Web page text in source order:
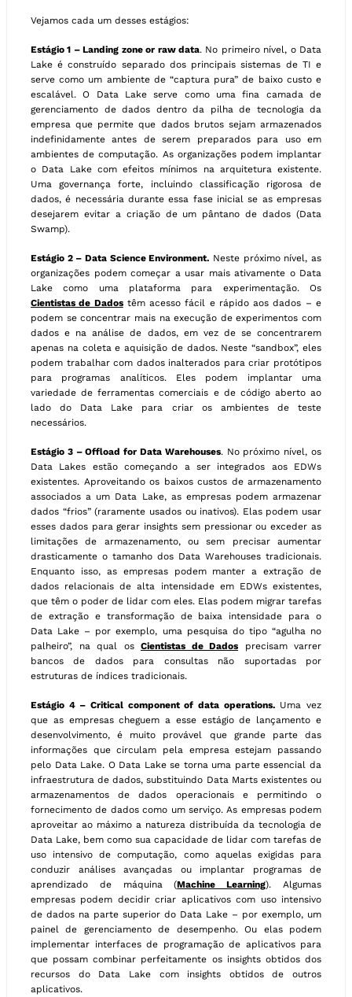
Vejamos cada um desses estágios:
Estágio 1 – Landing zone or raw data. No primeiro nível, o Data
Lake é construído separado dos principais sistemas de TI e
serve como um ambiente de “captura pura” de baixo custo e
escalável. O Data Lake serve como uma fina camada de
gerenciamento de dados dentro da pilha de tecnologia da
empresa que permite que dados brutos sejam armazenados
indefinidamente antes de serem preparados para uso em
ambientes de computação. As organizações podem implantar
o Data Lake com efeitos mínimos na arquitetura existente.
Uma governança forte, incluindo classificação rigorosa de
dados, é necessária durante essa fase inicial se as empresas
desejarem evitar a criação de um pântano de dados (Data
Swamp).
Estágio 2 – Data Science Environment. Neste próximo nível, as
organizações podem começar a usar mais ativamente o Data
Lake como uma plataforma para experimentação. Os
Cientistas de Dadostêm acesso fácil e rápido aos dados – e
podem se concentrar mais na execução de experimentos com
dados e na análise de dados, em vez de se concentrarem
apenas na coleta e aquisição de dados. Neste “sandbox”, eles
podem trabalhar com dados inalterados para criar protótipos
para programas analíticos. Eles podem implantar uma
variedade de ferramentas comerciais e de código aberto ao
lado do Data Lake para criar os ambientes de teste
necessários.
Estágio 3 – Offload for Data Warehouses. No próximo nível, os
Data Lakes estão começando a ser integrados aos EDWs
existentes. Aproveitando os baixos custos de armazenamento
associados a um Data Lake, as empresas podem armazenar
dados “frios” (raramente usados ou inativos). Elas podem usar
esses dados para gerar insights sem pressionar ou exceder as
limitações de armazenamento, ou sem precisar aumentar
drasticamente o tamanho dos Data Warehouses tradicionais.
Enquanto isso, as empresas podem manter a extração de
dados relacionais de alta intensidade em EDWs existentes,
que têm o poder de lidar com eles. Elas podem migrar tarefas
de extração e transformação de baixa intensidade para o
Data Lake – por exemplo, uma pesquisa do tipo “agulha no
palheiro”, na qual os Cientistas de Dados precisam varrer
bancos de dados para consultas não suportadas por
estruturas de índices tradicionais.
Estágio 4 – Critical component of data operations.Uma vez
que as empresas cheguem a esse estágio de lançamento e
desenvolvimento, é muito provável que grande parte das
informações que circulam pela empresa estejam passando
pelo Data Lake. O Data Lake se torna uma parte essencial da
infraestrutura de dados, substituindo Data Marts existentes ou
armazenamentos de dados operacionais e permitindo o
fornecimento de dados como um serviço. As empresas podem
aproveitar ao máximo a natureza distribuída da tecnologia de
Data Lake, bem como sua capacidade de lidar com tarefas de
uso intensivo de computação, como aquelas exigidas para
conduzir análises avançadas ou implantar programas de
aprendizado de máquina (Machine Learning). Algumas
empresas podem decidir criar aplicativos com uso intensivo
de dados na parte superior do Data Lake – por exemplo, um
painel de gerenciamento de desempenho. Ou elas podem
implementar interfaces de programação de aplicativos para
que possam combinar perfeitamente os insights obtidos dos
recursos do Data Lake com insights obtidos de outros
aplicativos.